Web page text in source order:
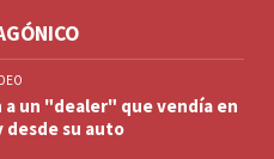
un "dealer" que vendía en
desde su auto